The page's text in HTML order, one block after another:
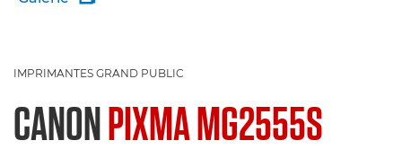
IMPRIMANTES GRAND PUBLIC
CANONPIXMA MG2555S